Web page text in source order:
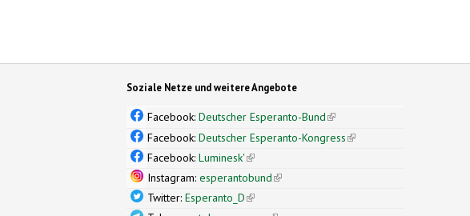
Soziale Netze und weitere Angebote
Facebook:Deutscher Esperanto-Bund(link is external)
Facebook:Deutscher Esperanto-Kongress(link is external)
Facebook:Luminesk'(link is external)
Instagram:esperantobund(link is external)
Twitter:Esperanto_D(link is external)